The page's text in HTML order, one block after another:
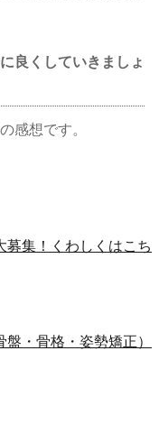
良くしていきましょ
感想です。